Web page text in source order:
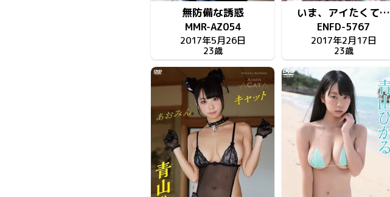
無防備な誘惑
MMR-AZ054
2017年5月26日
23歳
いま、アイたくて…
ENFD-5767
2017年2月17日
23歳